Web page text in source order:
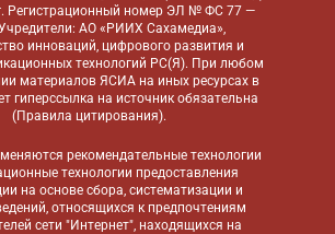
Регистрационный номер ЭЛ № ФС 77 —
АО «РИИХ Сахамедиа»,
инноваций, цифрового развития и
технологий РС(Я). При любом
материалов ЯСИА на иных ресурсах в
гиперссылка на источник обязательна
(Правила цитирования).
рекомендательные технологии
технологии предоставления
на основе сбора, систематизации и
относящихся к предпочтениям
сети "Интернет", находящихся на